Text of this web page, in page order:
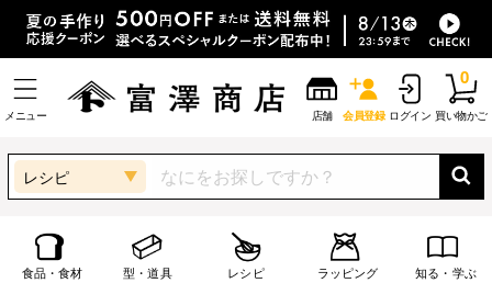
メニュー 店舗 会員登録 ログイン 買い物かご
0
レシピ
食品・食材 型・道具 レシピ ラッピング 知る・学ぶ